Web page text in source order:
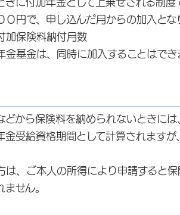
に付加年金として上乗せされる制度
円で、申し込んだ月からの加入とな
保険料納付月数
基金は、同時に加入することはでき
から保険料を納められないときに
受給資格期間として計算されますが
、ご本人の所得により申請すると
せん。